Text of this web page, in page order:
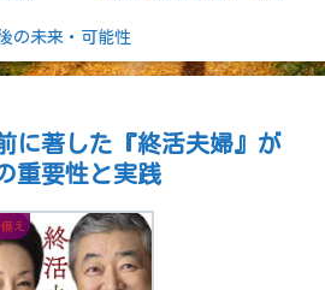
の未来・可能性
に著した『終活夫婦』が
重要性と実践
え